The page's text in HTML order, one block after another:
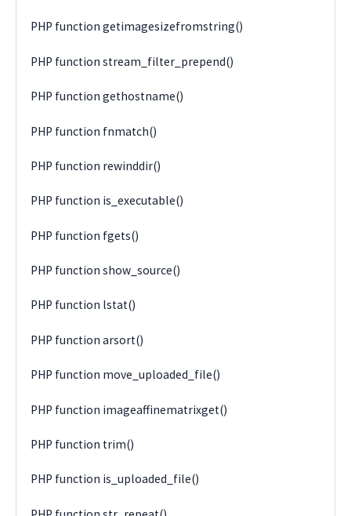
PHP function getimagesizefromstring()
PHP function stream_filter_prepend()
PHP function gethostname()
PHP function fnmatch()
PHP function rewinddir()
PHP function is_executable()
PHP function fgets()
PHP function show_source()
PHP function lstat()
PHP function arsort()
PHP function move_uploaded_file()
PHP function imageaffinematrixget()
PHP function trim()
PHP function is_uploaded_file()